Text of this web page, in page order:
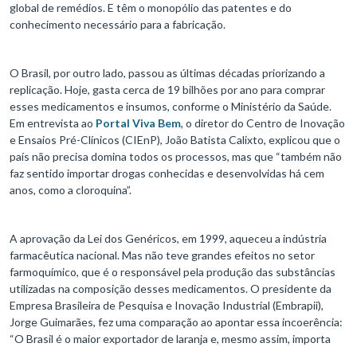
global de remédios. E têm o monopólio das patentes e do
conhecimento necessário para a fabricação.
O Brasil, por outro lado, passou as últimas décadas priorizando a
replicação. Hoje, gasta cerca de 19 bilhões por ano para comprar
esses medicamentos e insumos, conforme o Ministério da Saúde.
Em entrevista ao Portal Viva Bem, o diretor do Centro de Inovação
e Ensaios Pré-Clínicos (CIEnP), João Batista Calixto, explicou que o
país não precisa domina todos os processos, mas que “também não
faz sentido importar drogas conhecidas e desenvolvidas há cem
anos, como a cloroquina”.
A aprovação da Lei dos Genéricos, em 1999, aqueceu a indústria
farmacêutica nacional. Mas não teve grandes efeitos no setor
farmoquímico, que é o responsável pela produção das substâncias
utilizadas na composição desses medicamentos. O presidente da
Empresa Brasileira de Pesquisa e Inovação Industrial (Embrapii),
Jorge Guimarães, fez uma comparação ao apontar essa incoerência:
“O Brasil é o maior exportador de laranja e, mesmo assim, importa